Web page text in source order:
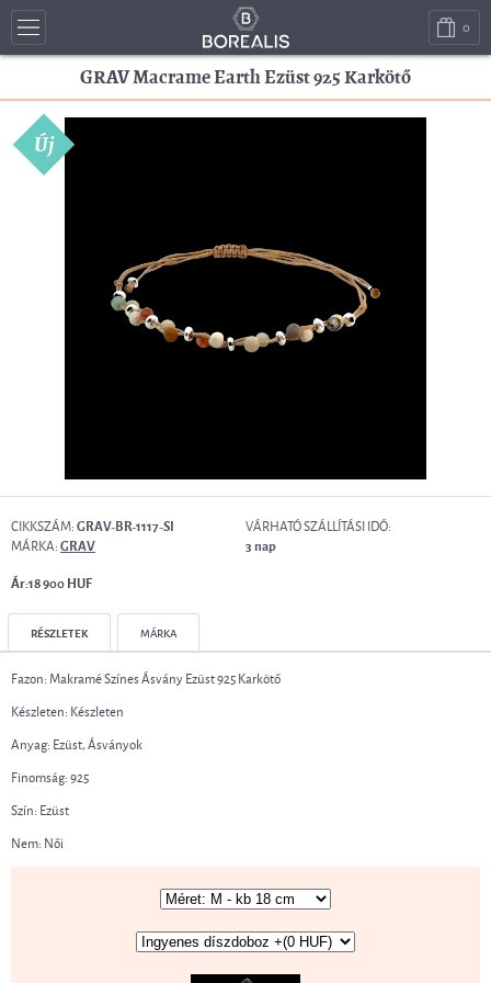
0
GRAV Macrame Earth Ezüst 925 Karkötő
Új
CIKKSZÁM:GRAV-BR-1117-SI
MÁRKA:GRAV
VÁRHATÓ SZÁLLÍTÁSI IDŐ:
3 nap
Ár:18 900 HUF
RÉSZLETEK MÁRKA
Fazon: Makramé Színes Ásvány Ezüst 925 Karkötő
Készleten: Készleten
Anyag: Ezüst, Ásványok
Finomság: 925
Szín: Ezüst
Nem: Női